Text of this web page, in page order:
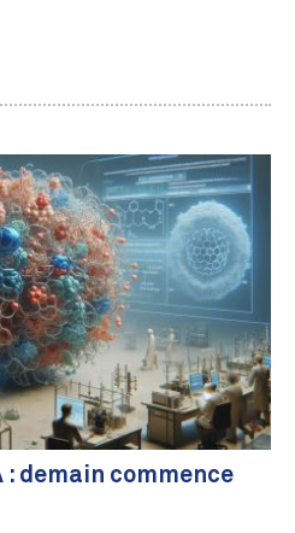
: demain commence